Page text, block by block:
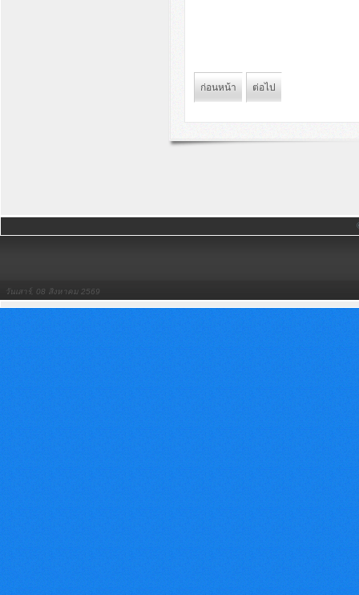
ก่อนหน้า ต่อไป
วันเสาร์, 08 สิงหาคม 2569